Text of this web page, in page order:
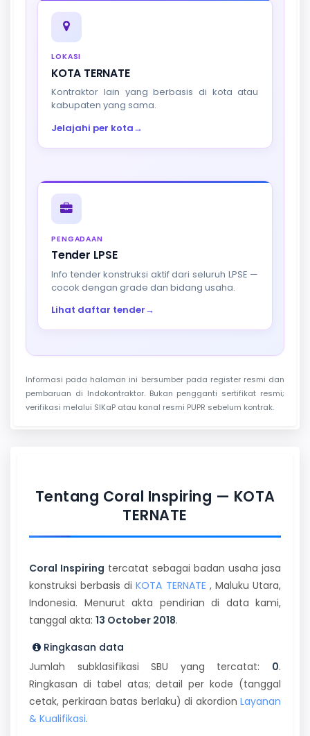
LOKASI
KOTA TERNATE
Kontraktor lain yang berbasis di kota atau
kabupaten yang sama.
Jelajahi per kota→
PENGADAAN
Tender LPSE
Info tender konstruksi aktif dari seluruh LPSE —
cocok dengan grade dan bidang usaha.
Lihat daftar tender→
Informasi pada halaman ini bersumber pada register resmi dan
pembaruan di Indokontraktor. Bukan pengganti sertifikat resmi;
verifikasi melalui SIKaP atau kanal resmi PUPR sebelum kontrak.
Tentang Coral Inspiring — KOTA
TERNATE
Coral Inspiring tercatat sebagai badan usaha jasa
konstruksi berbasis diKOTA TERNATE , Maluku Utara,
Indonesia. Menurut akta pendirian di data kami,
tanggal akta: 13 October 2018.
Ringkasan data
Jumlah subklasifikasi SBU yang tercatat: 0.
Ringkasan di tabel atas; detail per kode (tanggal
cetak, perkiraan batas berlaku) di akordion Layanan
& Kualifikasi.